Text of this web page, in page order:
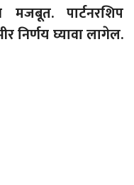
मजबूत. पार्टनरशिप
निर्णय घ्यावालागेल.